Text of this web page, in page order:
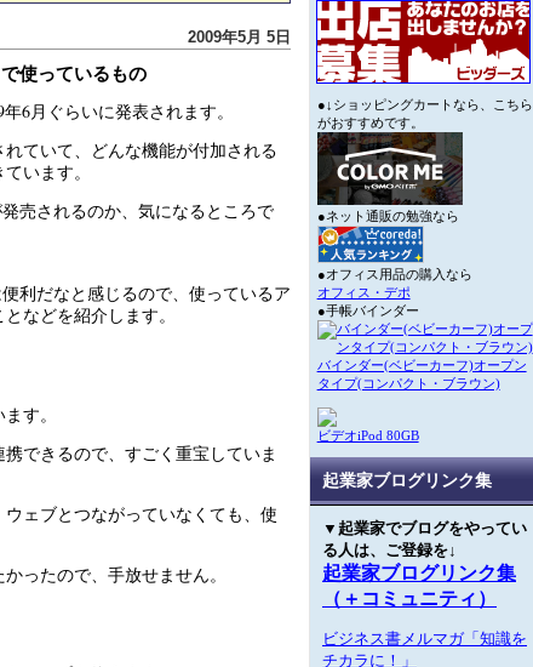
2009年5月 5日
使っているもの
6月ぐらいに発表されます。
ていて、どんな機能が付加される
います。
売されるのか、気になるところで
利だなと感じるので、使っているア
などを紹介します。
す。
できるので、すごく重宝していま
ェブとつながっていなくても、使
ったので、手放せません。
●↓ショッピングカートなら、こちら
がおすすめです。
●ネット通販の勉強なら
●オフィス用品の購入なら
オフィス・デポ
●手帳バインダー
バインダー(ベビーカーフ)オープン
タイプ(コンパクト・ブラウン)
ビデオiPod 80GB
起業家ブログリンク集
▼起業家でブログをやってい
る人は、ご登録を↓
起業家ブログリンク集
（＋コミュニティ）
ビジネス書メルマガ「知識を
チカラに！」